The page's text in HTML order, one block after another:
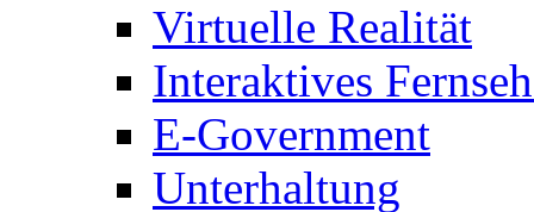
Virtuelle Realität
Interaktives
E-Government
Unterhaltung